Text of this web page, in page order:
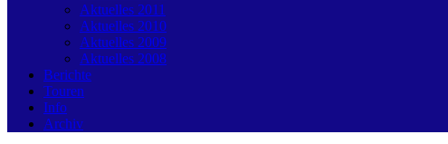
Aktuelles 2011
Aktuelles 2010
Aktuelles 2009
Aktuelles 2008
Berichte
Touren
Info
Archiv